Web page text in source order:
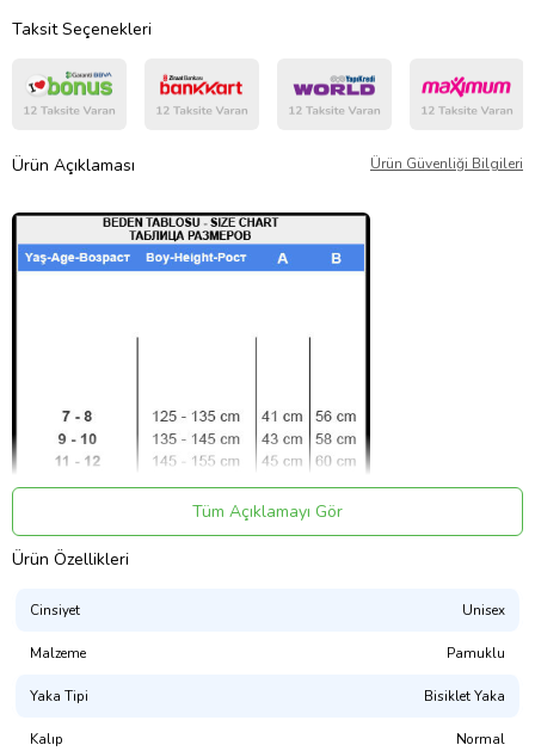
Taksit Seçenekleri
Ürün Açıklaması Ürün Güvenliği Bilgileri
Tüm Açıklamayı Gör
Ürün Özellikleri
Cinsiyet Unisex
Malzeme Pamuklu
Yaka Tipi Bisiklet Yaka
Kalıp Normal